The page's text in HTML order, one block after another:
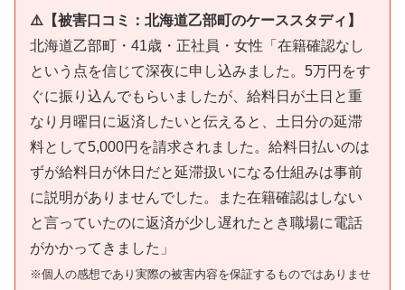
⚠️【被害口コミ：北海道乙部町のケーススタディ】
北海道乙部町・41歳・正社員・女性「在籍確認なし
という点を信じて深夜に申し込みました。5万円をす
ぐに振り込んでもらいましたが、給料日が土日と重
なり月曜日に返済したいと伝えると、土日分の延滞
料として5,000円を請求されました。給料日払いのは
ずが給料日が休日だと延滞扱いになる仕組みは事前
に説明がありませんでした。また在籍確認はしない
と言っていたのに返済が少し遅れたとき職場に電話
がかかってきました」
※個人の感想であり実際の被害内容を保証するものではありませ